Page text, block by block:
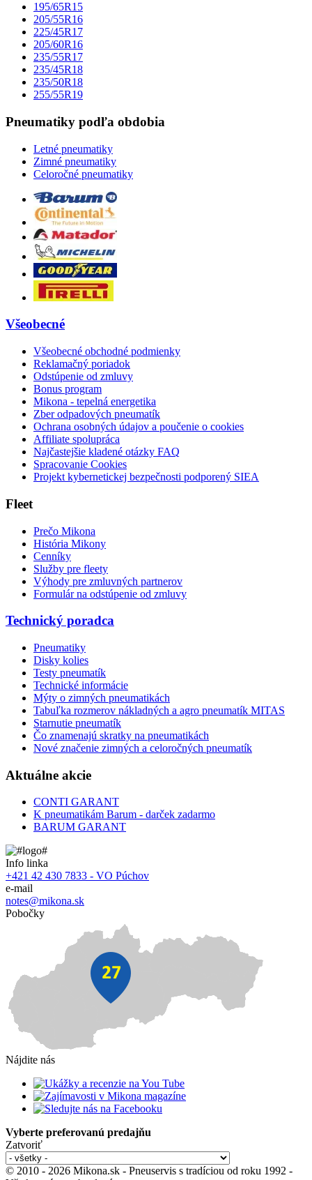
195/65R15
205/55R16
225/45R17
205/60R16
235/55R17
235/45R18
235/50R18
255/55R19
Pneumatiky podľa obdobia
Letné pneumatiky
Zimné pneumatiky
Celoročné pneumatiky
Všeobecné
Všeobecné obchodné podmienky
Reklamačný poriadok
Odstúpenie od zmluvy
Bonus program
Mikona - tepelná energetika
Zber odpadových pneumatík
Ochrana osobných údajov a poučenie o cookies
Affiliate spolupráca
Najčastejšie kladené otázky FAQ
Spracovanie Cookies
Projekt kybernetickej bezpečnosti podporený SIEA
Fleet
Prečo Mikona
História Mikony
Cenníky
Služby pre fleety
Výhody pre zmluvných partnerov
Formulár na odstúpenie od zmluvy
Technický poradca
Pneumatiky
Disky kolies
Testy pneumatík
Technické informácie
Mýty o zimných pneumatikách
Tabuľka rozmerov nákladných a agro pneumatík MITAS
Starnutie pneumatík
Čo znamenajú skratky na pneumatikách
Nové značenie zimných a celoročných pneumatík
Aktuálne akcie
CONTI GARANT
K pneumatikám Barum - darček zadarmo
BARUM GARANT
Info linka
+421 42 430 7833 - VO Púchov
e-mail
notes@mikona.sk
Pobočky
Nájdite nás
Vyberte preferovanú predajňu
Zatvoriť
© 2010 - 2026 Mikona.sk - Pneuservis s tradíciou od roku 1992 -